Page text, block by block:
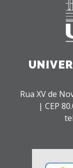
Rua XV de
| CEP